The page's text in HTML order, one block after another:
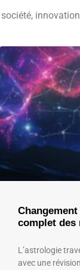
société,
complet des
L’astrologie
avec une